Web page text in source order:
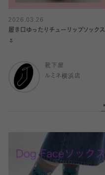
2026.03.26
履き口ゆったりチューリップソックス
🌷
靴下屋
ルミネ横浜店